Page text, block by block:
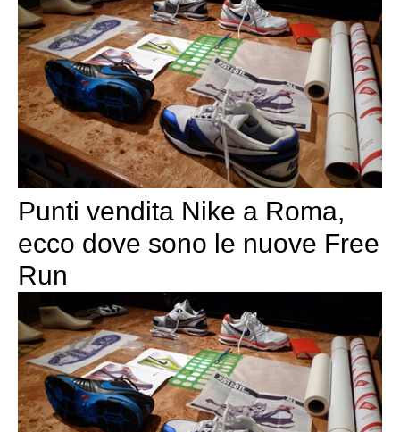
Punti vendita Nike a Roma,
ecco dove sono le nuove Free
Run